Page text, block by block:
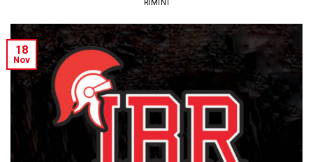
RIMINI
18
Nov